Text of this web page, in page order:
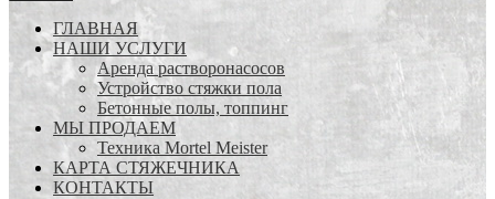
ГЛАВНАЯ
НАШИ УСЛУГИ
Аренда растворонасосов
Устройство стяжки пола
Бетонные полы, топпинг
МЫ ПРОДАЕМ
Техника Mortel Meister
КАРТА СТЯЖЕЧНИКА
КОНТАКТЫ